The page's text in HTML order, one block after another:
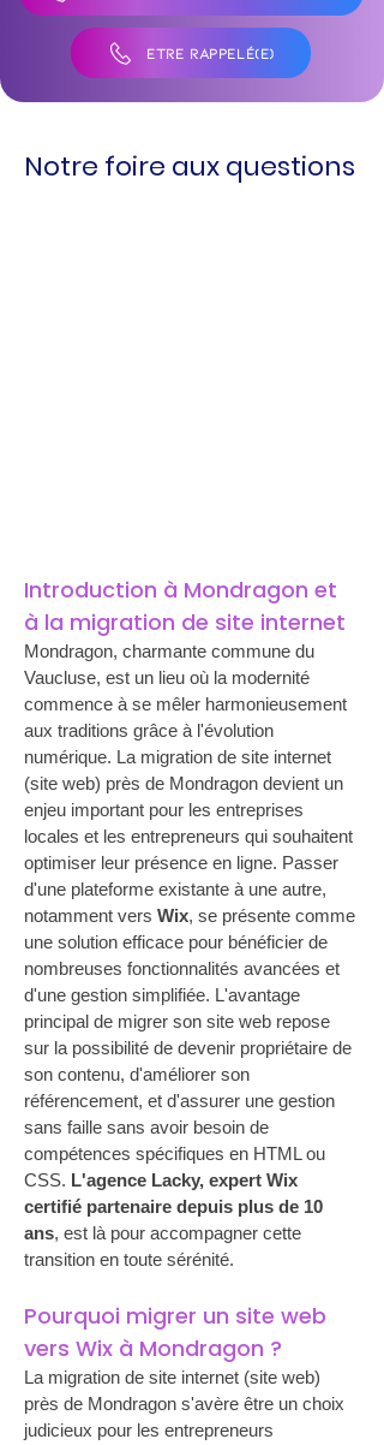
ÊTRE RAPPELÉ(E)
Notre foire aux questions
Introduction à Mondragon et
à la migration de site internet
Mondragon, charmante commune du
Vaucluse, est un lieu où la modernité
commence à se mêler harmonieusement
aux traditions grâce à l'évolution
numérique. La migration de site internet
(site web) près de Mondragon devient un
enjeu important pour les entreprises
locales et les entrepreneurs qui souhaitent
optimiser leur présence en ligne. Passer
d'une plateforme existante à une autre,
notamment vers Wix, se présente comme
une solution efficace pour bénéficier de
nombreuses fonctionnalités avancées et
d'une gestion simplifiée. L'avantage
principal de migrer son site web repose
sur la possibilité de devenir propriétaire de
son contenu, d'améliorer son
référencement, et d'assurer une gestion
sans faille sans avoir besoin de
compétences spécifiques en HTML ou
CSS. L'agence Lacky, expert Wix
certifié partenaire depuis plus de 10
ans, est là pour accompagner cette
transition en toute sérénité.
Pourquoi migrer un site web
vers Wix à Mondragon ?
La migration de site internet (site web)
près de Mondragon s'avère être un choix
judicieux pour les entrepreneurs